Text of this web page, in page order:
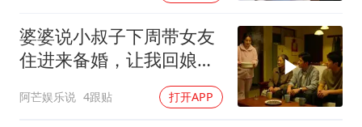
婆婆说小叔子下周带女友
住进来备婚，让我回娘家
阿芒娱乐说 4跟贴 打开APP